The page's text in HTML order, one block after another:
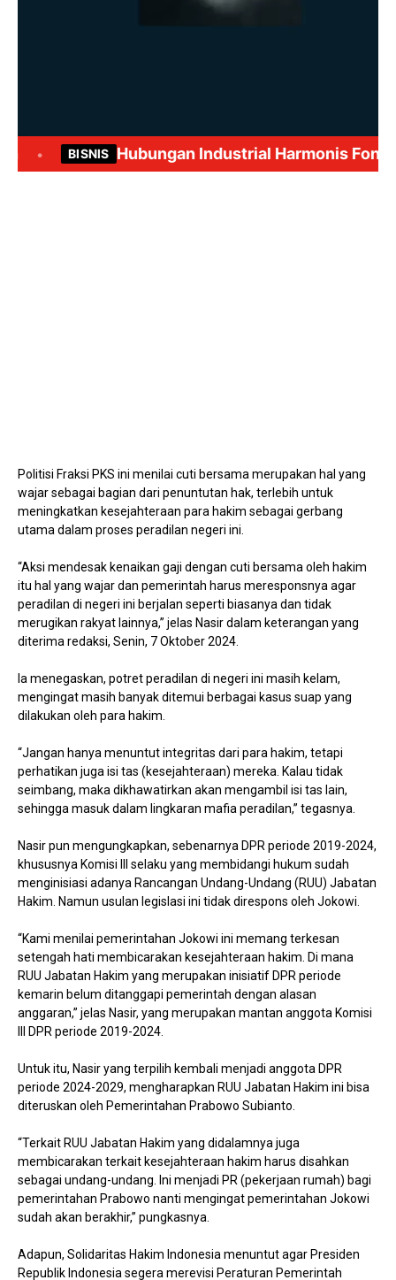
Politisi Fraksi PKS ini menilai cuti bersama merupakan hal yang
wajar sebagai bagian dari penuntutan hak, terlebih untuk
meningkatkan kesejahteraan para hakim sebagai gerbang
utama dalam proses peradilan negeri ini.
“Aksi mendesak kenaikan gaji dengan cuti bersama oleh hakim
itu hal yang wajar dan pemerintah harus meresponsnya agar
peradilan di negeri ini berjalan seperti biasanya dan tidak
merugikan rakyat lainnya,” jelas Nasir dalam keterangan yang
diterima redaksi, Senin, 7 Oktober 2024.
Ia menegaskan, potret peradilan di negeri ini masih kelam,
mengingat masih banyak ditemui berbagai kasus suap yang
dilakukan oleh para hakim.
“Jangan hanya menuntut integritas dari para hakim, tetapi
perhatikan juga isi tas (kesejahteraan) mereka. Kalau tidak
seimbang, maka dikhawatirkan akan mengambil isi tas lain,
sehingga masuk dalam lingkaran mafia peradilan,” tegasnya.
Nasir pun mengungkapkan, sebenarnya DPR periode 2019-2024,
khususnya Komisi III selaku yang membidangi hukum sudah
menginisiasi adanya Rancangan Undang-Undang (RUU) Jabatan
Hakim. Namun usulan legislasi ini tidak direspons oleh Jokowi.
“Kami menilai pemerintahan Jokowi ini memang terkesan
setengah hati membicarakan kesejahteraan hakim. Di mana
RUU Jabatan Hakim yang merupakan inisiatif DPR periode
kemarin belum ditanggapi pemerintah dengan alasan
anggaran,” jelas Nasir, yang merupakan mantan anggota Komisi
III DPR periode 2019-2024.
Untuk itu, Nasir yang terpilih kembali menjadi anggota DPR
periode 2024-2029, mengharapkan RUU Jabatan Hakim ini bisa
diteruskan oleh Pemerintahan Prabowo Subianto.
“Terkait RUU Jabatan Hakim yang didalamnya juga
membicarakan terkait kesejahteraan hakim harus disahkan
sebagai undang-undang. Ini menjadi PR (pekerjaan rumah) bagi
pemerintahan Prabowo nanti mengingat pemerintahan Jokowi
sudah akan berakhir,” pungkasnya.
Adapun, Solidaritas Hakim Indonesia menuntut agar Presiden
Republik Indonesia segera merevisi Peraturan Pemerintah